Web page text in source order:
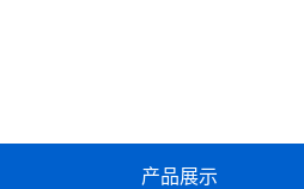
产品展示